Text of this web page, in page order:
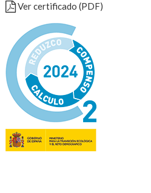
Ver certificado (PDF)